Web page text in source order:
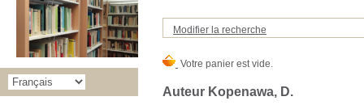
Modifier la recherche
Auteur Kopenawa, D.